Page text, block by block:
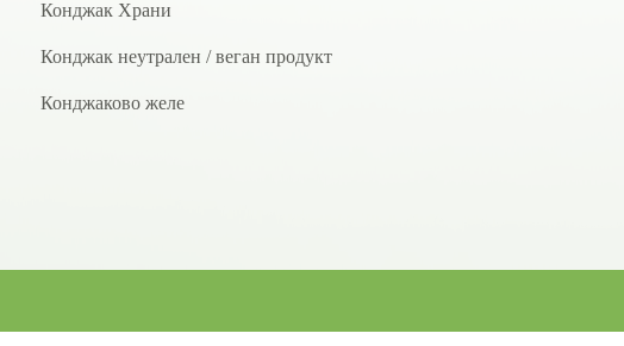
Конджак Храни
Конджак неутрален / веган продукт
Конджаково желе